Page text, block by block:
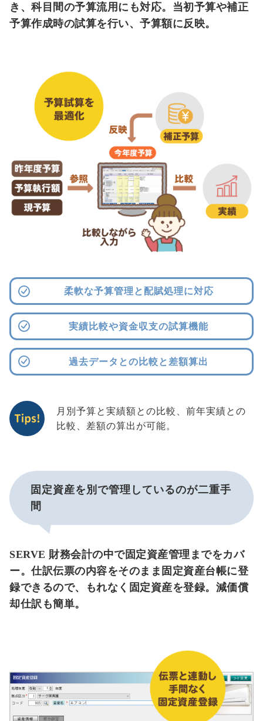
き、科目間の予算流用にも対応。当初予算や補正
予算作成時の試算を行い、予算額に反映。
柔軟な予算管理と配賦処理に対応
実績比較や資金収支の試算機能
過去データとの比較と差額算出
月別予算と実績額との比較、前年実績との
比較、差額の算出が可能。
固定資産を別で管理しているのが二重手
間
SERVE 財務会計の中で固定資産管理までをカバ
ー。仕訳伝票の内容をそのまま固定資産台帳に登
録できるので、もれなく固定資産を登録。減価償
却仕訳も簡単。